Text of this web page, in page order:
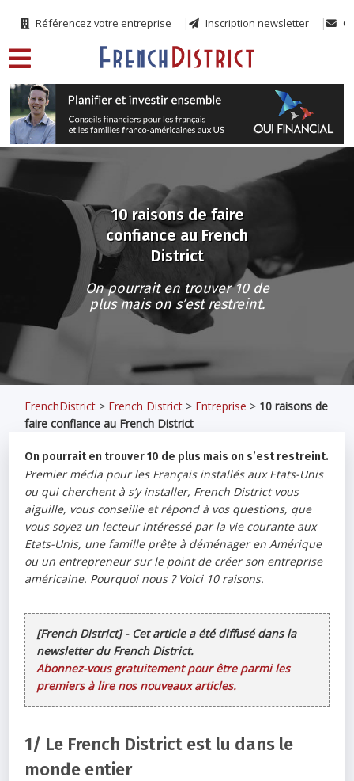
Référencez votre entreprise Inscription newsletter
10 raisons de faire
confiance au French
District
On pourrait en trouver 10 de
plus mais on s’est restreint.
FrenchDistrict > French District > Entreprise > 10 raisons de
faire confiance au French District
On pourrait en trouver 10 de plus mais on s’est restreint.
Premier média pour les Français installés aux Etats-Unis
ou qui cherchent à s’y installer, French District vous
aiguille, vous conseille et répond à vos questions, que
vous soyez un lecteur intéressé par la vie courante aux
Etats-Unis, une famille prête à déménager en Amérique
ou un entrepreneur sur le point de créer son entreprise
américaine. Pourquoi nous ? Voici 10 raisons.
[French District] - Cet article a été diffusé dans la
newsletter du French District.
Abonnez-vous gratuitement pour être parmi les
premiers à lire nos nouveaux articles.
1/ Le French District est lu dans le
monde entier